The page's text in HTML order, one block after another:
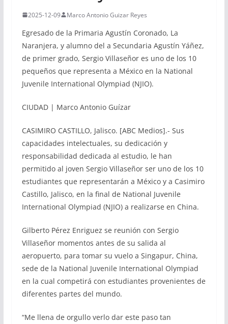
2025-12-09 Marco Antonio Guizar Reyes
Egresado de la Primaria Agustín Coronado, La
Naranjera, y alumno del a Secundaria Agustín Yáñez,
de primer grado, Sergio Villaseñor es uno de los 10
pequeños que representa a México en la National
Juvenile International Olympiad (NJIO).
CIUDAD | Marco Antonio Guízar
CASIMIRO CASTILLO, Jalisco. [ABC Medios].- Sus
capacidades intelectuales, su dedicación y
responsabilidad dedicada al estudio, le han
permitido al joven Sergio Villaseñor ser uno de los 10
estudiantes que representarán a México y a Casimiro
Castillo, Jalisco, en la final de National Juvenile
International Olympiad (NJIO) a realizarse en China.
Gilberto Pérez Enriguez se reunión con Sergio
Villaseñor momentos antes de su salida al
aeropuerto, para tomar su vuelo a Singapur, China,
sede de la National Juvenile International Olympiad
en la cual competirá con estudiantes provenientes de
diferentes partes del mundo.
“Me llena de orgullo verlo dar este paso tan